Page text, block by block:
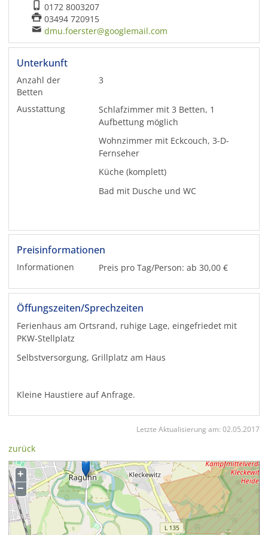
0172 8003207
03494 720915
dmu.foerster@googlemail.com
Unterkunft
Anzahl der
Betten
3
Ausstattung
Schlafzimmer mit 3 Betten, 1
Aufbettung möglich
Wohnzimmer mit Eckcouch, 3-D-
Fernseher
Küche (komplett)
Bad mit Dusche und WC
Preisinformationen
Informationen Preis pro Tag/Person: ab 30,00 €
Öffungszeiten/Sprechzeiten
Ferienhaus am Ortsrand, ruhige Lage, eingefriedet mit
PKW-Stellplatz
Selbstversorgung, Grillplatz am Haus
Kleine Haustiere auf Anfrage.
Letzte Aktualisierung am:02.05.2017
zurück
+
−